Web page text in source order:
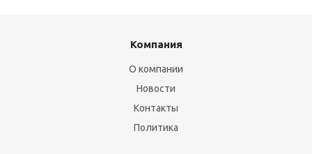
Компания
О компании
Новости
Контакты
Политика